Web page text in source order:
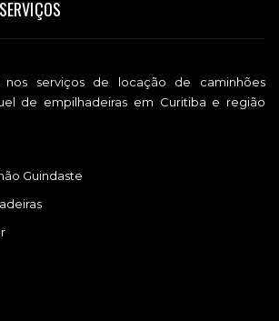
nos serviços de locação de caminhões
de empilhadeiras em Curitiba e região
Guindaste